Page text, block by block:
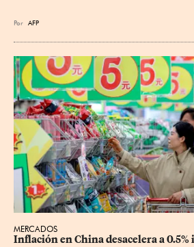
Por AFP
MERCADOS
Inflación en China desacelera a